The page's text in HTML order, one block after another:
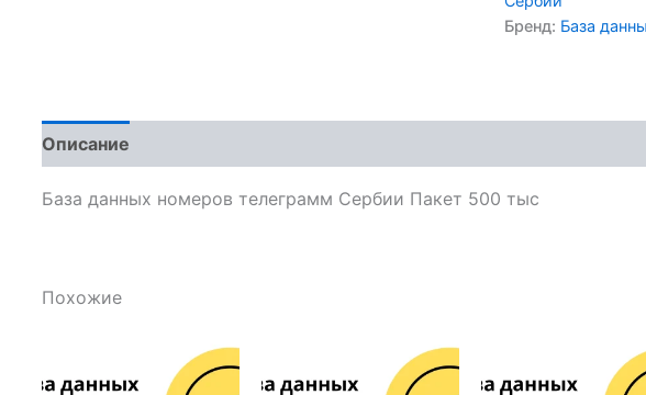
Бренд: База
Описание
База данных номеров телеграмм Сербии Пакет 500 тыс
Похожие